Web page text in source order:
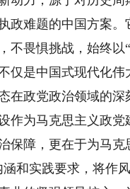
政难题的中国方案
不畏惧挑战，始终以
仅是中国式现代化
在政党政治领域的深
为马克思主义政党
保障，更在于为马
涵和实践要求，将作